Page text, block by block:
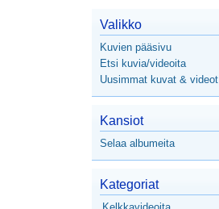
Valikko
Kuvien pääsivu
Etsi kuvia/videoita
Uusimmat kuvat & videot
Kansiot
Selaa albumeita
Kategoriat